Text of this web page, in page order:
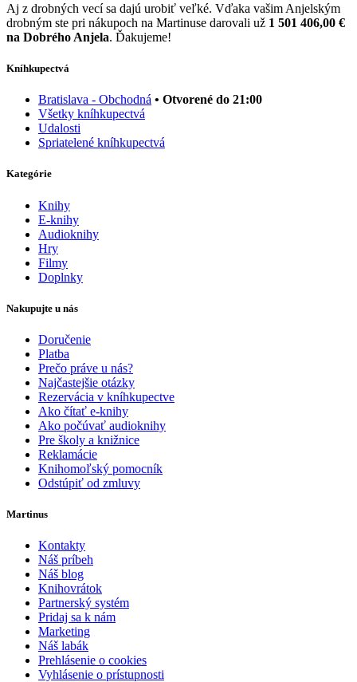
Aj z drobných vecí sa dajú urobiť veľké. Vďaka vašim Anjelským
drobným ste pri nákupoch na Martinuse darovali už 1 501 406,00 €
na Dobrého Anjela. Ďakujeme!
Kníhkupectvá
Bratislava - Obchodná • Otvorené do 21:00
Všetky kníhkupectvá
Udalosti
Spriatelené kníhkupectvá
Kategórie
Knihy
E-knihy
Audioknihy
Hry
Filmy
Doplnky
Nakupujte u nás
Doručenie
Platba
Prečo práve u nás?
Najčastejšie otázky
Rezervácia v kníhkupectve
Ako čítať e-knihy
Ako počúvať audioknihy
Pre školy a knižnice
Reklamácie
Knihomoľský pomocník
Odstúpiť od zmluvy
Martinus
Kontakty
Náš príbeh
Náš blog
Knihovrátok
Partnerský systém
Pridaj sa k nám
Marketing
Náš labák
Prehlásenie o cookies
Vyhlásenie o prístupnosti